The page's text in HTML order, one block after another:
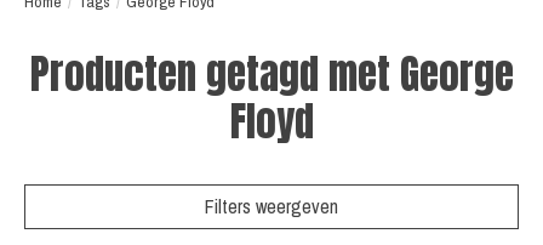
Producten getagd met George
Floyd
Filters weergeven